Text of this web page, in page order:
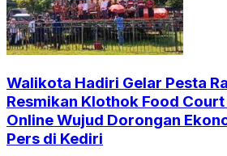
Walikota Hadiri Gelar Pesta
Resmikan Klothok Food
Online Wujud Dorongan
Pers di Kediri